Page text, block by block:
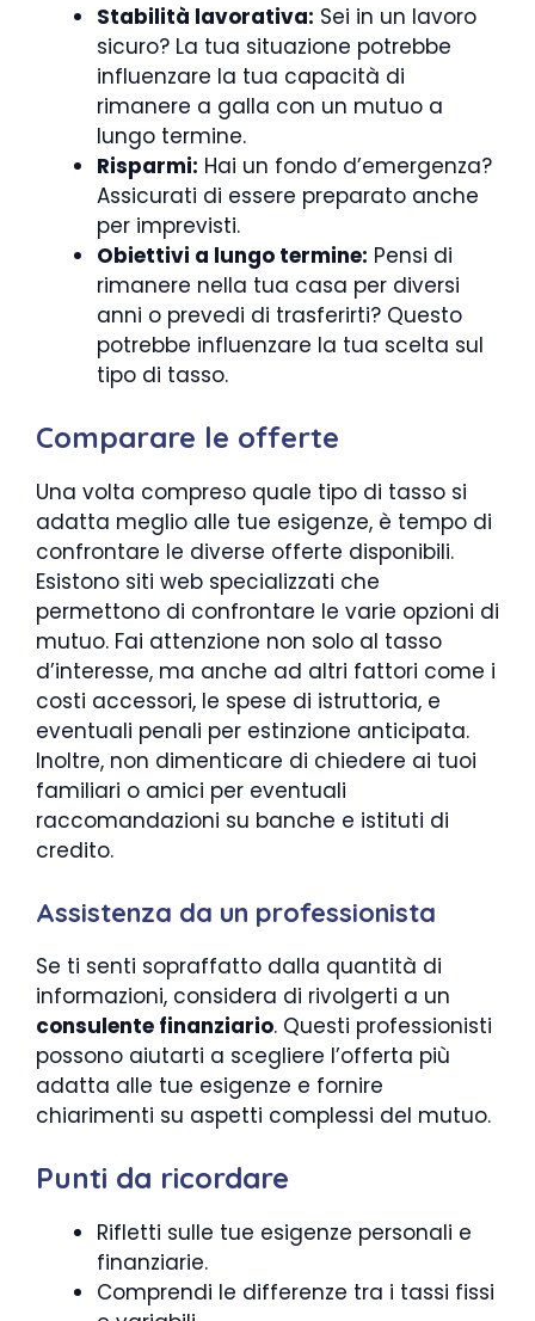
Stabilità lavorativa: Sei in un lavoro
sicuro? La tua situazione potrebbe
influenzare la tua capacità di
rimanere a galla con un mutuo a
lungo termine.
Risparmi: Hai un fondo d’emergenza?
Assicurati di essere preparato anche
per imprevisti.
Obiettivi a lungo termine: Pensi di
rimanere nella tua casa per diversi
anni o prevedi di trasferirti? Questo
potrebbe influenzare la tua scelta sul
tipo di tasso.
Comparare le offerte
Una volta compreso quale tipo di tasso si
adatta meglio alle tue esigenze, è tempo di
confrontare le diverse offerte disponibili.
Esistono siti web specializzati che
permettono di confrontare le varie opzioni di
mutuo. Fai attenzione non solo al tasso
d’interesse, ma anche ad altri fattori come i
costi accessori, le spese di istruttoria, e
eventuali penali per estinzione anticipata.
Inoltre, non dimenticare di chiedere ai tuoi
familiari o amici per eventuali
raccomandazioni su banche e istituti di
credito.
Assistenza da un professionista
Se ti senti sopraffatto dalla quantità di
informazioni, considera di rivolgerti a un
consulente finanziario. Questi professionisti
possono aiutarti a scegliere l’offerta più
adatta alle tue esigenze e fornire
chiarimenti su aspetti complessi del mutuo.
Punti da ricordare
Rifletti sulle tue esigenze personali e
finanziarie.
Comprendi le differenze tra i tassi fissi